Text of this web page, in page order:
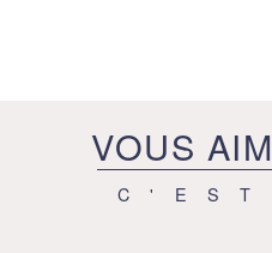
VOUS
C'EST